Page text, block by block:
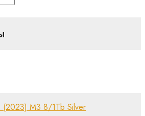
(2023) M3 8/1Tb Silver